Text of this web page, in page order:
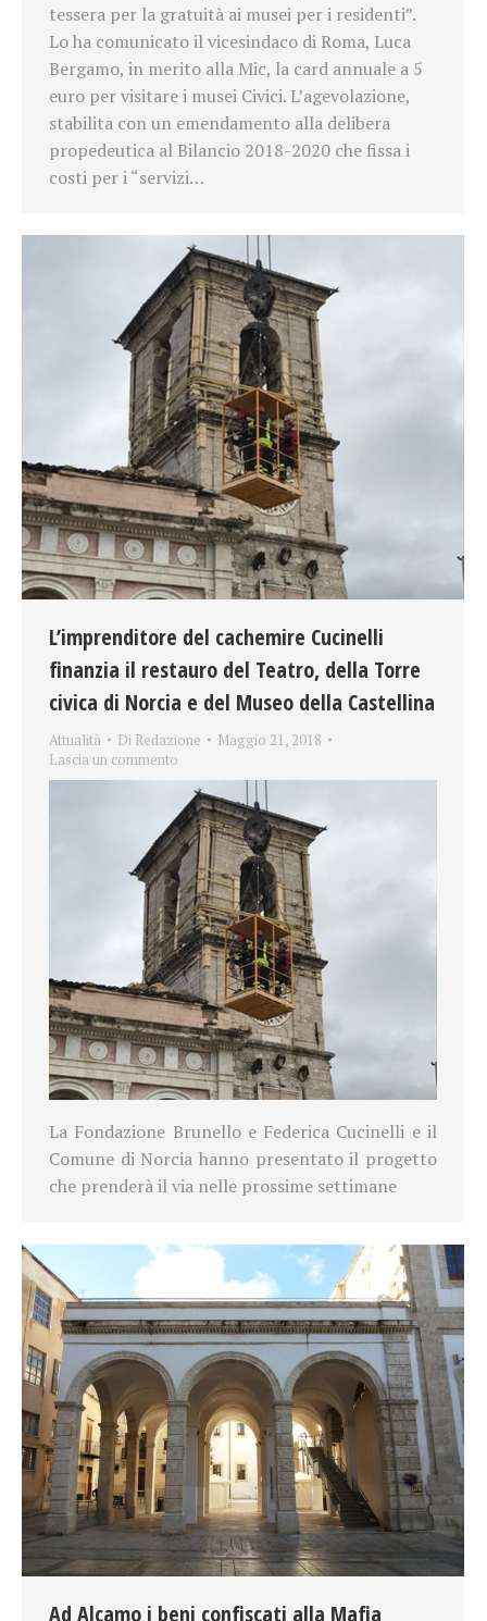
tessera per la gratuità ai musei per i residenti”.
Lo ha comunicato il vicesindaco di Roma, Luca
Bergamo, in merito alla Mic, la card annuale a 5
euro per visitare i musei Civici. L’agevolazione,
stabilita con un emendamento alla delibera
propedeutica al Bilancio 2018-2020 che fissa i
costi per i “servizi…
L’imprenditore del cachemire Cucinelli
finanzia il restauro del Teatro, della Torre
civica di Norcia e del Museo della Castellina
Attualità Di Redazione
Maggio 21, 2018
Lascia un commento
La Fondazione Brunello e Federica Cucinelli e il
Comune di Norcia hanno presentato il progetto
che prenderà il via nelle prossime settimane
Ad Alcamo i beni confiscati alla Mafia